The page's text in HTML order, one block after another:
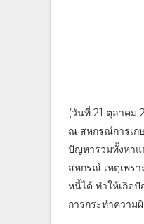
(วันที่ 21 ตุลาคม
ณ สหกรณ์การเก
ปัญหารวมทั้งหาแ
สหกรณ์ เหตุเพร
หนี้ได้ ทำให้เกิด
การกระทำความ